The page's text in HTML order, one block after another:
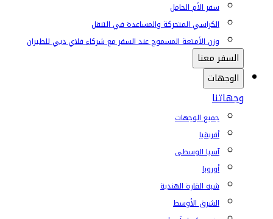
سفر الأم الحامل
الكراسي المتحركة والمساعدة في التنقل
وزن الأمتعة المسموح عند السفر مع شركاء فلاي دبي للطيران
السفر معنا
الوجهات
وجهاتنا
جميع الوجهات
أفريقيا
آسيا الوسطى
أوروبا
شبه القارة الهندية
الشرق الأوسط